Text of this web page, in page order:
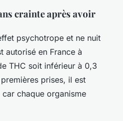
crainte après avoir
psychotrope et ne nuit
autorisé en France à
THC soit inférieur à 0,3
prises, il est
car chaque organisme